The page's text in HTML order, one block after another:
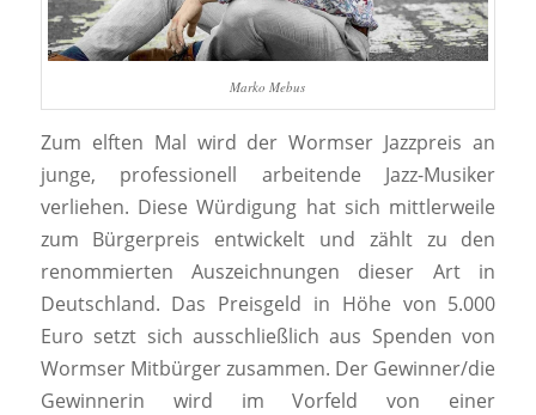
Marko Mebus
Zum elften Mal wird der Wormser Jazzpreis an
junge, professionell arbeitende Jazz-Musiker
verliehen. Diese Würdigung hat sich mittlerweile
zum Bürgerpreis entwickelt und zählt zu den
renommierten Auszeichnungen dieser Art in
Deutschland. Das Preisgeld in Höhe von 5.000
Euro setzt sich ausschließlich aus Spenden von
Wormser Mitbürger zusammen. Der Gewinner/die
Gewinnerin wird im Vorfeld von einer